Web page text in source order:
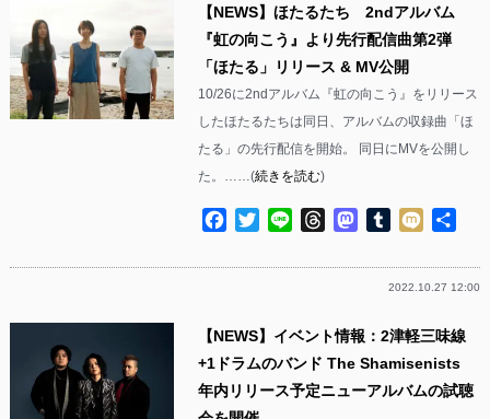
【NEWS】ほたるたち 2ndアルバム
『虹の向こう』より先行配信曲第2弾
「ほたる」リリース & MV公開
10/26に2ndアルバム『虹の向こう』をリリース
したほたるたちは同日、アルバムの収録曲「ほ
たる」の先行配信を開始。 同日にMVを公開し
た。……(続きを読む)
Facebook
TwitterLine ThreadsMastodon
Tumblr
Mixi
2022.10.27 12:00
【NEWS】イベント情報：2津軽三味線
+1ドラムのバンド The Shamisenists
年内リリース予定ニューアルバムの試聴